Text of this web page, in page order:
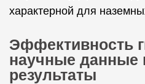
характерной для
Эффективность
научные данные
результаты